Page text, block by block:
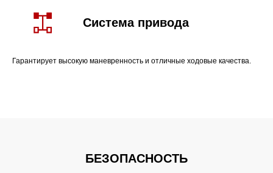
Система привода
Гарантирует высокую маневренность и отличные ходовые качества.
БЕЗОПАСНОСТЬ